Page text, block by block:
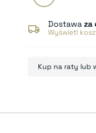
Dostawaza
Wyświetl
Kup na raty lub